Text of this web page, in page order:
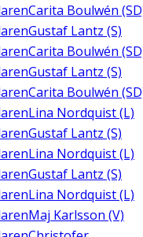
Carita Boulwén
Gustaf Lantz (S)
Carita Boulwén
Gustaf Lantz (S)
Carita Boulwén
Lina Nordquist (L)
Gustaf Lantz (S)
Lina Nordquist (L)
Gustaf Lantz (S)
Lina Nordquist (L)
Maj Karlsson (V)